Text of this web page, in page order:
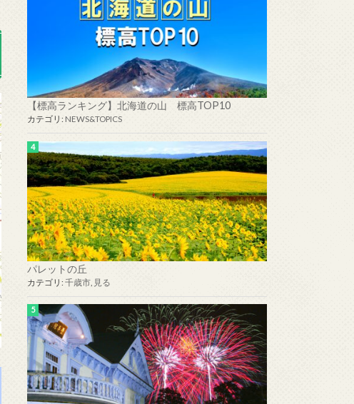
【標高ランキング】北海道の山 標高TOP10
カテゴリ: NEWS&TOPICS
パレットの丘
カテゴリ: 千歳市 見る